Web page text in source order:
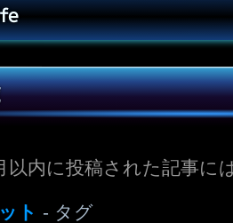
以内に投稿された記事に
ト - タグ